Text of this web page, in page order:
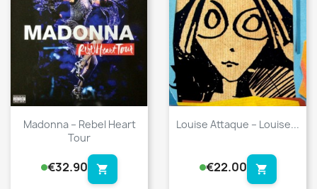
Madonna – Rebel Heart
Tour
€32.90 shopping_cart
Louise Attaque ‎– Louise...
€22.00 shopping_cart